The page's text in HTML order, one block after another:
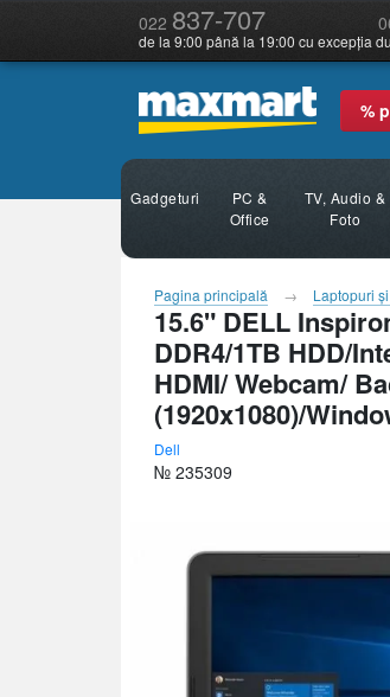
022 837-707
de la 9:00 până la 19:00 cu excepția
%
Gadgeturi
PC &
Office
TV, Audio &
Foto
Pagina principală Laptopuri
15.6" DELL
DDR4/1TB HDD/
HDMI/ Webcam/
(1920x1080)/
Dell
№ 235309